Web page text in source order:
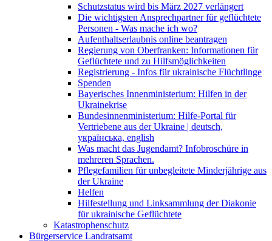
Schutzstatus wird bis März 2027 verlängert
Die wichtigsten Ansprechpartner für geflüchtete
Personen - Was mache ich wo?
Aufenthaltserlaubnis online beantragen
Regierung von Oberfranken: Informationen für
Geflüchtete und zu Hilfsmöglichkeiten
Registrierung - Infos für ukrainische Flüchtlinge
Spenden
Bayerisches Innenministerium: Hilfen in der
Ukrainekrise
Bundesinnenministerium: Hilfe-Portal für
Vertriebene aus der Ukraine | deutsch,
українська, english
Was macht das Jugendamt? Infobroschüre in
mehreren Sprachen.
Pflegefamilien für unbegleitete Minderjährige aus
der Ukraine
Helfen
Hilfestellung und Linksammlung der Diakonie
für ukrainische Geflüchtete
Katastrophenschutz
Bürgerservice Landratsamt